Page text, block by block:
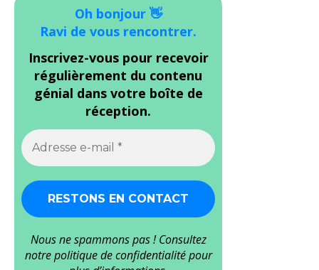
Oh bonjour 👋
Ravi de vous rencontrer.
Inscrivez-vous pour recevoir
régulièrement du contenu
génial dans votre boîte de
réception.
Nous ne spammons pas ! Consultez
notrepolitique de confidentialitépour